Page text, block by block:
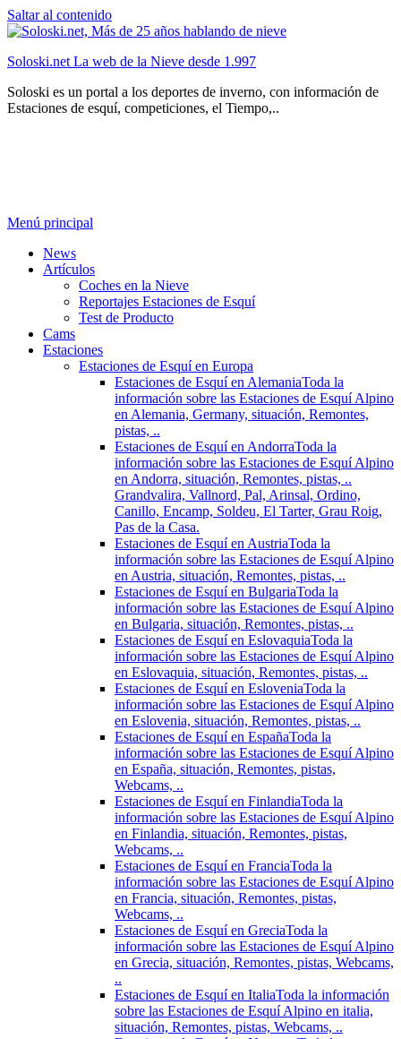
Saltar al contenido
Soloski.net La web de la Nieve desde 1.997
Soloski es un portal a los deportes de inverno, con información de
Estaciones de esquí, competiciones, el Tiempo,..
Menú principal
News
Artículos
Coches en la Nieve
Reportajes Estaciones de Esquí
Test de Producto
Cams
Estaciones
Estaciones de Esquí en Europa
Estaciones de Esquí en AlemaniaToda la
información sobre las Estaciones de Esquí Alpino
en Alemania, Germany, situación, Remontes,
pistas, ..
Estaciones de Esquí en AndorraToda la
información sobre las Estaciones de Esquí Alpino
en Andorra, situación, Remontes, pistas, ..
Grandvalira, Vallnord, Pal, Arinsal, Ordino,
Canillo, Encamp, Soldeu, El Tarter, Grau Roig,
Pas de la Casa.
Estaciones de Esquí en AustriaToda la
información sobre las Estaciones de Esquí Alpino
en Austria, situación, Remontes, pistas, ..
Estaciones de Esquí en BulgariaToda la
información sobre las Estaciones de Esquí Alpino
en Bulgaria, situación, Remontes, pistas, ..
Estaciones de Esquí en EslovaquiaToda la
información sobre las Estaciones de Esquí Alpino
en Eslovaquia, situación, Remontes, pistas, ..
Estaciones de Esquí en EsloveniaToda la
información sobre las Estaciones de Esquí Alpino
en Eslovenia, situación, Remontes, pistas, ..
Estaciones de Esquí en EspañaToda la
información sobre las Estaciones de Esquí Alpino
en España, situación, Remontes, pistas,
Webcams, ..
Estaciones de Esquí en FinlandiaToda la
información sobre las Estaciones de Esquí Alpino
en Finlandia, situación, Remontes, pistas,
Webcams, ..
Estaciones de Esquí en FranciaToda la
información sobre las Estaciones de Esquí Alpino
en Francia, situación, Remontes, pistas,
Webcams, ..
Estaciones de Esquí en GreciaToda la
información sobre las Estaciones de Esquí Alpino
en Grecia, situación, Remontes, pistas, Webcams,
..
Estaciones de Esquí en ItaliaToda la información
sobre las Estaciones de Esquí Alpino en italia,
situación, Remontes, pistas, Webcams, ..